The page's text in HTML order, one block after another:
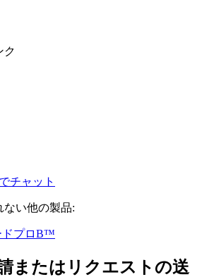
ク
チャット
ない他の製品:
ドプロB™
またはリクエストの送